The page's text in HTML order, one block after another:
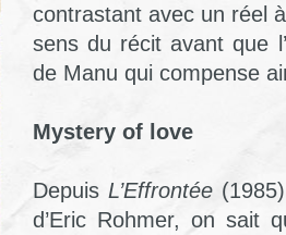
contrastant avec un réel
sens du récit avant que
de Manu qui compense
Mystery of love
Depuis L’Effrontée
d’Eric Rohmer, on sait